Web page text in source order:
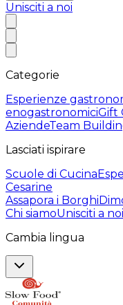
Unisciti a noi
Categorie
Esperienze
enogastronomiciGift
AziendeTeam
Lasciati ispirare
Scuole di Cucina
Cesarine
Assapora i Borghi
Chi siamoUnisciti a noi
Cambia lingua